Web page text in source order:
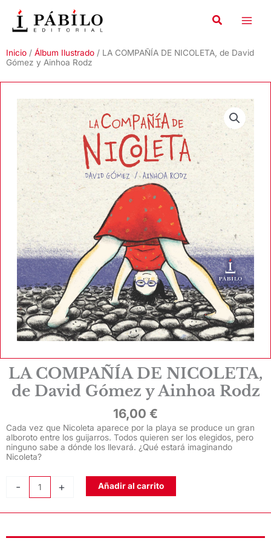
contenido
Inicio / Álbum Ilustrado / LA COMPAÑÍA DE NICOLETA, de David
Gómez y Ainhoa Rodz
LA COMPAÑÍA DE NICOLETA,
de David Gómez y Ainhoa Rodz
16,00 €
Cada vez que Nicoleta aparece por la playa se produce un gran
alboroto entre los guijarros. Todos quieren ser los elegidos, pero
ninguno sabe a dónde los llevará. ¿Qué estará imaginando
Nicoleta?
-
COMPAÑÍA
de
+ Añadir al carrito